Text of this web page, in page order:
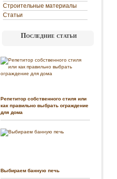
Строительные материалы
Статьи
Последние статьи
Репетитор собственного стиля или
как правильно выбрать ограждение
для дома
Выбираем банную печь